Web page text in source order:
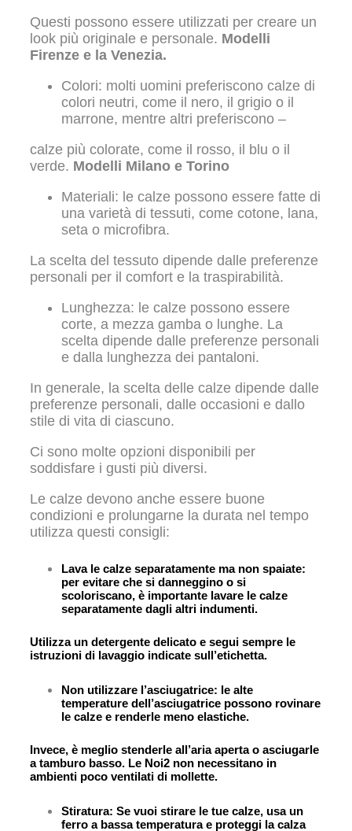
Questi possono essere utilizzati per creare un
look più originale e personale. Modelli
Firenze e la Venezia.
Colori: molti uomini preferiscono calze di
colori neutri, come il nero, il grigio o il
marrone, mentre altri preferiscono –
calze più colorate, come il rosso, il blu o il
verde. Modelli Milano e Torino
Materiali: le calze possono essere fatte di
una varietà di tessuti, come cotone, lana,
seta o microfibra.
La scelta del tessuto dipende dalle preferenze
personali per il comfort e la traspirabilità.
Lunghezza: le calze possono essere
corte, a mezza gamba o lunghe. La
scelta dipende dalle preferenze personali
e dalla lunghezza dei pantaloni.
In generale, la scelta delle calze dipende dalle
preferenze personali, dalle occasioni e dallo
stile di vita di ciascuno.
Ci sono molte opzioni disponibili per
soddisfare i gusti più diversi.
Le calze devono anche essere buone
condizioni e prolungarne la durata nel tempo
utilizza questi consigli:
Lava le calze separatamente ma non spaiate:
per evitare che si danneggino o si
scoloriscano, è importante lavare le calze
separatamente dagli altri indumenti.
Utilizza un detergente delicato e segui sempre le
istruzioni di lavaggio indicate sull’etichetta.
Non utilizzare l’asciugatrice: le alte
temperature dell’asciugatrice possono rovinare
le calze e renderle meno elastiche.
Invece, è meglio stenderle all’aria aperta o asciugarle
a tamburo basso. Le Noi2 non necessitano in
ambienti poco ventilati di mollette.
Stiratura: Se vuoi stirare le tue calze, usa un
ferro a bassa temperatura e proteggi la calza